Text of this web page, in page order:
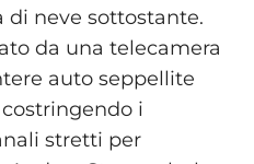
di neve sottostante.
da una telecamera
auto seppellite
i
stretti per